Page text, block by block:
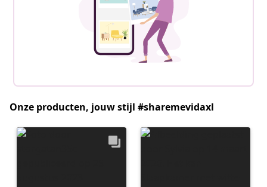
Onze producten, jouw stijl #sharemevidaxl